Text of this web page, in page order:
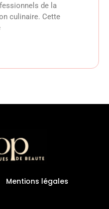
de la
culinaire. Cette
Mentions légales